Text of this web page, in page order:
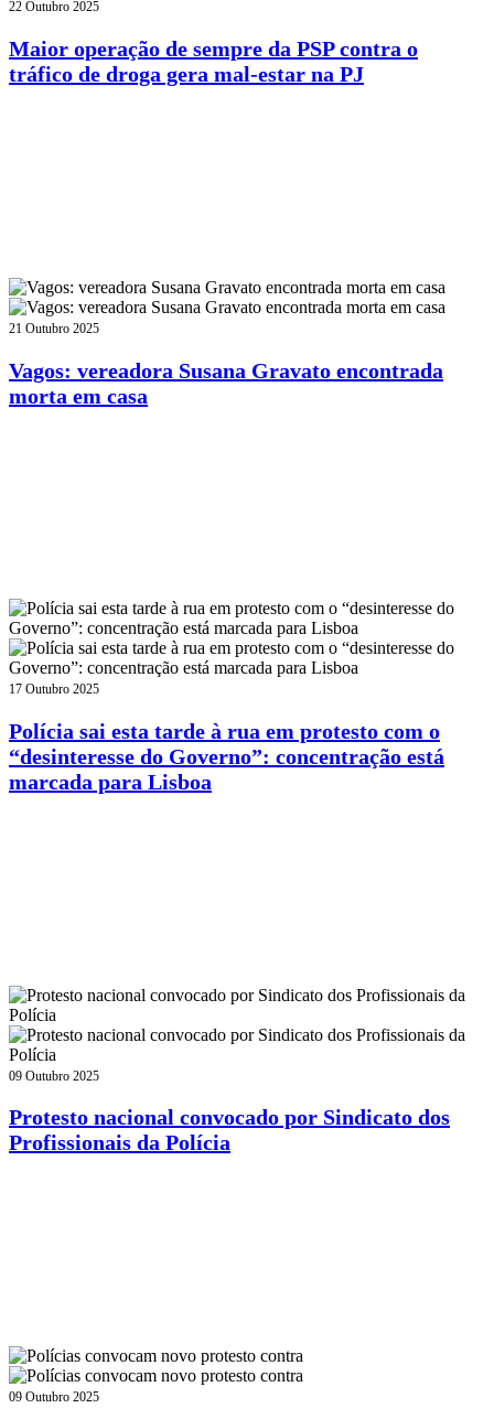
22 Outubro 2025
Maior operação de sempre da PSP contra o
tráfico de droga gera mal-estar na PJ
21 Outubro 2025
Vagos: vereadora Susana Gravato encontrada
morta em casa
17 Outubro 2025
Polícia sai esta tarde à rua em protesto com o
“desinteresse do Governo”: concentração está
marcada para Lisboa
09 Outubro 2025
Protesto nacional convocado por Sindicato dos
Profissionais da Polícia
09 Outubro 2025